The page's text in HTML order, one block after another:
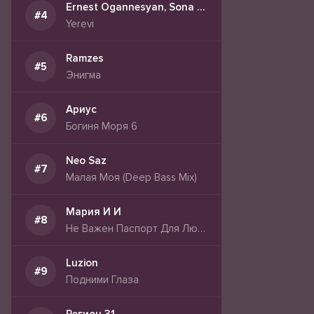
Ernest Ogannesyan, Sona Kurkdjian
Yerevi
Ramzes
Энигма
Ариус
Богиня Моря 6
Neo Saz
Малая Моя (Deep Bass Mix)
Мария И И
Не Важен Паспорт Для Любви
Luzion
Подними Глаза